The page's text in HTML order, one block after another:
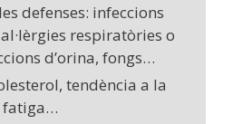
defenses: infeccions
respiratòries o
d’orina, fongs…
tendència a la
fatiga…